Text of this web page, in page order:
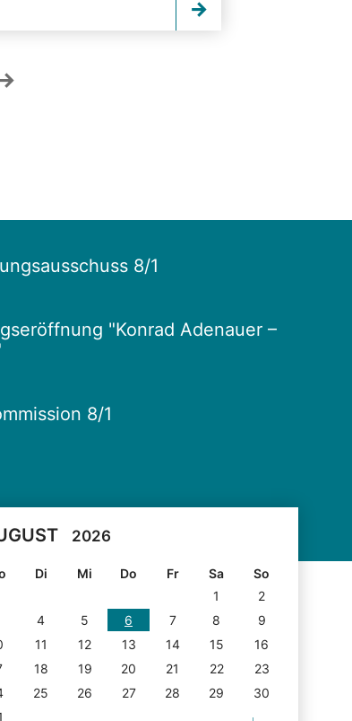
8/1
"Konrad Adenauer –
8/1
2026
Di Mi Do Fr Sa
So
1
2
4 5 6 7 8
9
11 12 13 14 15
16
18 19 20 21 22
23
25 26 27 28 29
30